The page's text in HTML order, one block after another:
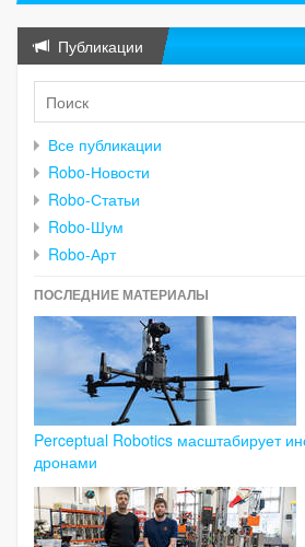
Публикации
Все публикации
Robo-Новости
Robo-Статьи
Robo-Шум
Robo-Арт
ПОСЛЕДНИЕ МАТЕРИАЛЫ
Perceptual Robotics масштабирует
дронами